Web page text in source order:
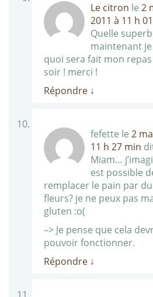
Le citron le 2
2011 à 11 h
Quelle
maintenant je
quoi sera fait mon repas
soir ! merci !
Répondre ↓
fefette le 2
11 h 27 min
Miam…
est possible
remplacer le pain par
fleurs? je ne peux pas
gluten :o(
–> Je pense que cela
pouvoir fonctionner.
Répondre ↓